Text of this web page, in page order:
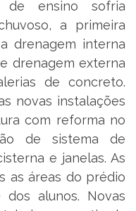
ensino sofria
a primeira
drenagem interna
drenagem externa
de concreto.
novas instalações
com reforma no
de sistema de
e janelas. As
as áreas do prédio
alunos. Novas